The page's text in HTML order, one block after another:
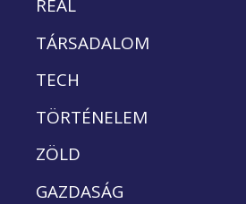
REÁL
TÁRSADALOM
TECH
TÖRTÉNELEM
ZÖLD
GAZDASÁG